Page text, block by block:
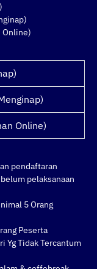
Online)
Online)
pendaftaran
pelaksanaan
5 Orang
Peserta
Yg Tidak Tercantum